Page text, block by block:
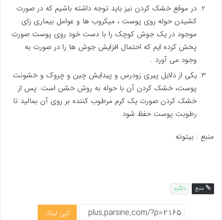
در موقع خشک کردن نیز باید توجه داشته باشیم که در صورت
کشیدن حوله روی پوست ، میکروب ها و عوامل بیماری زای
موجود در یک جوش کوچک را با دست خود روی پوست صورت
پخش کرده ایم که احتمال افزایش جوش ها را در صورت به
وجود می آورد .
یکی از دلایل پیری زودرس و پیدایش چین و چروک و خشونت
پوست، خشک کردن آن با حوله به روش خشن است. پس از
خشک کردن صورت یک کرم مرطوب کننده بر روی آن بمالید تا
رطوبت پوست حفظ شود
منبع : بیتوته
منبع دلگرم
کپی لینک